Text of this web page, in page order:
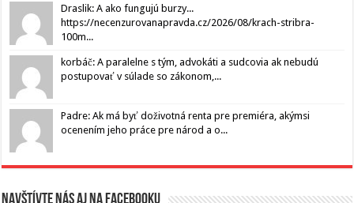
Draslik: A ako fungujú burzy...
https://necenzurovanapravda.cz/2026/08/krach-stribra-
100m...
korbáč: A paralelne s tým, advokáti a sudcovia ak nebudú
postupovať v súlade so zákonom,...
Padre: Ak má byť doživotná renta pre premiéra, akýmsi
ocenením jeho práce pre národ a o...